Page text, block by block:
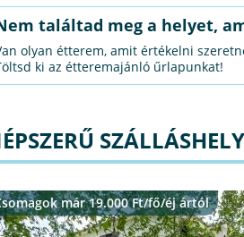
találtad meg a helyet,
olyan étterem, amit értékelni
ki az étteremajánló űrlapunkat!
már 19.000 Ft/fő/éj ártól